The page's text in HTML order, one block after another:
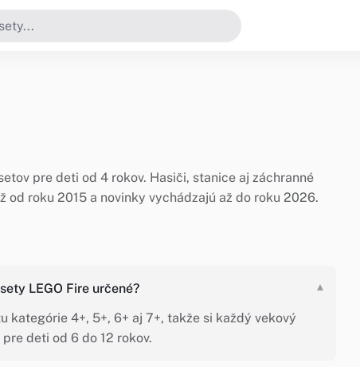
pre deti od 4 rokov. Hasiči, stanice aj záchranné
roku 2015 a novinky vychádzajú až do roku 2026.
LEGO Fire určené?
▾
kategórie 4+, 5+, 6+ aj 7+, takže si každý vekový
deti od 6 do 12 rokov.